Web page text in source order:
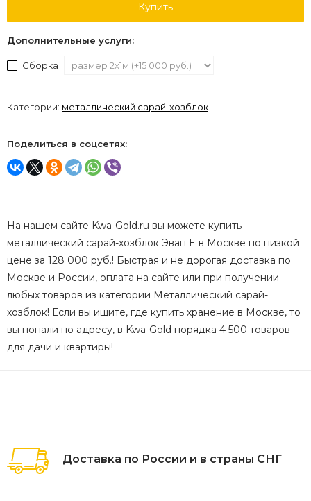
Купить
Дополнительные услуги:
Сборка
Категории: металлический сарай-хозблок
Поделиться в соцсетях:
На нашем сайте Kwa-Gold.ru вы можете купить
металлический сарай-хозблок Эван E в Москве по низкой
цене за 128 000 руб.! Быстрая и не дорогая доставка по
Москве и России, оплата на сайте или при получении
любых товаров из категории Металлический сарай-
хозблок! Если вы ищите, где купить хранение в Москве, то
вы попали по адресу, в Kwa-Gold порядка 4 500 товаров
для дачи и квартиры!
Доставка по России и в страны СНГ